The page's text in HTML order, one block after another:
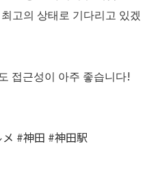
고의 상태로 기다리고 있겠
접근성이 아주 좋습니다!
#神田 #神田駅